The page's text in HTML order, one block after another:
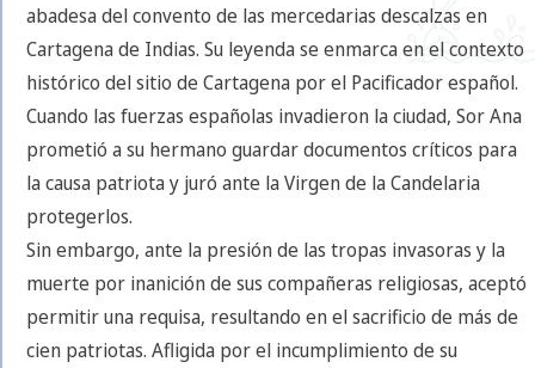
abadesa del convento de las mercedarias descalzas en
Cartagena de Indias. Su leyenda se enmarca en el contexto
histórico del sitio de Cartagena por el Pacificador español.
Cuando las fuerzas españolas invadieron la ciudad, Sor Ana
prometió a su hermano guardar documentos críticos para
la causa patriota y juró ante la Virgen de la Candelaria
protegerlos.
Sin embargo, ante la presión de las tropas invasoras y la
muerte por inanición de sus compañeras religiosas, aceptó
permitir una requisa, resultando en el sacrificio de más de
cien patriotas. Afligida por el incumplimiento de su